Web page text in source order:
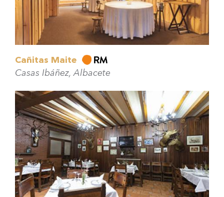
Cañitas Maite
Casas Ibáñez, Albacete